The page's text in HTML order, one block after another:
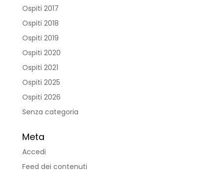
Ospiti 2017
Ospiti 2018
Ospiti 2019
Ospiti 2020
Ospiti 2021
Ospiti 2025
Ospiti 2026
Senza categoria
Meta
Accedi
Feed dei contenuti